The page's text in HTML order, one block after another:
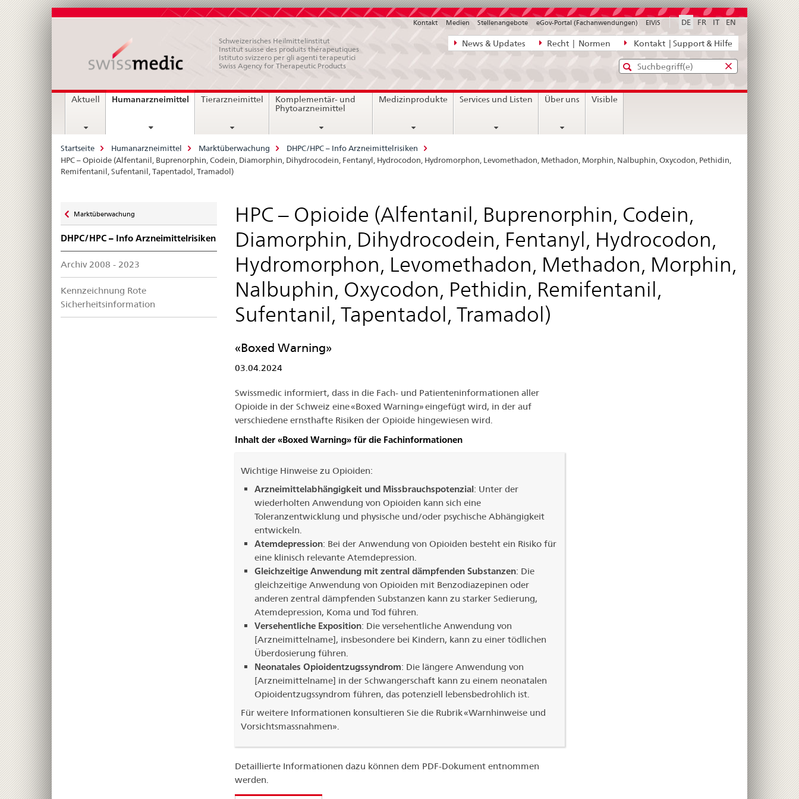
Direktnavigation
News,
Kontakt
News & Updates Recht | Normen Kontakt | Support & Hilfe
DE FR IT EN
Kontakt Medien Stellenangebote eGov-Portal (Fachanwendungen) ElViS
Schweizerisches Heilmittelinstitut
Institut suisse des produits thérapeutiques
Istituto svizzero per gli agenti terapeutici
Swiss Agency for Therapeutic Products
Standard-
Suche
Eingabefenster
diefür
Hauptnavigation
Aktuell Humanarzneimittel current
Tierarzneimittel
Komplementär- und
Phytoarzneimittel
Medizinprodukte Services und Listen Über uns Visible
Breadcrumb
Startseite Humanarzneimittel Marktüberwachung
DHPC/HPC – Info Arzneimittelrisiken
HPC – Opioide (Alfentanil, Buprenorphin, Codein, Diamorphin, Dihydrocodein, Fentanyl, Hydrocodon, Hydromorphon, Levomethadon, Methadon, Morphin, Nalbuphin, Oxycodon, Pethidin,
Remifentanil, Sufentanil, Tapentadol, Tramadol)
zu
Marktüberwachung
DHPC/HPC – Info Arzneimittelrisiken
Archiv 2008 - 2023
Kennzeichnung Rote
Sicherheitsinformation
HPC – Opioide (Alfentanil, Buprenorphin, Codein,
Diamorphin, Dihydrocodein, Fentanyl, Hydrocodon,
Hydromorphon, Levomethadon, Methadon, Morphin,
Nalbuphin, Oxycodon, Pethidin, Remifentanil,
Sufentanil, Tapentadol, Tramadol)
«Boxed Warning»
03.04.2024
Swissmedic informiert, dass in die Fach- und Patienteninformationen aller
Opioide in der Schweiz eine «Boxed Warning» eingefügt wird, in der auf
verschiedene ernsthafte Risiken der Opioide hingewiesen wird.
Inhalt der «Boxed Warning» für die Fachinformationen
Wichtige Hinweise zu Opioiden:
Arzneimittelabhängigkeit und Missbrauchspotenzial: Unter der
wiederholten Anwendung von Opioiden kann sich eine
Toleranzentwicklung und physische und/oder psychische Abhängigkeit
entwickeln.
Atemdepression: Bei der Anwendung von Opioiden besteht ein Risiko für
eine klinisch relevante Atemdepression.
Gleichzeitige Anwendung mit zentral dämpfenden Substanzen: Die
gleichzeitige Anwendung von Opioiden mit Benzodiazepinen oder
anderen zentral dämpfenden Substanzen kann zu starker Sedierung,
Atemdepression, Koma und Tod führen.
Versehentliche Exposition: Die versehentliche Anwendung von
[Arzneimittelname], insbesondere bei Kindern, kann zu einer tödlichen
Überdosierung führen.
Neonatales Opioidentzugssyndrom: Die längere Anwendung von
[Arzneimittelname] in der Schwangerschaft kann zu einem neonatalen
Opioidentzugssyndrom führen, das potenziell lebensbedrohlich ist.
Für weitere Informationen konsultieren Sie die Rubrik «Warnhinweise und
Vorsichtsmassnahmen».
Detaillierte Informationen dazu können dem PDF-Dokument entnommen
werden.